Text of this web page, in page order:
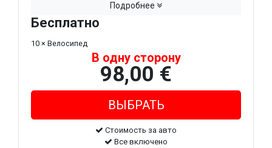
Подробнее
Бесплатно
10 × Велосипед
В одну сторону
98,00 €
Стоимость за авто
Все включено